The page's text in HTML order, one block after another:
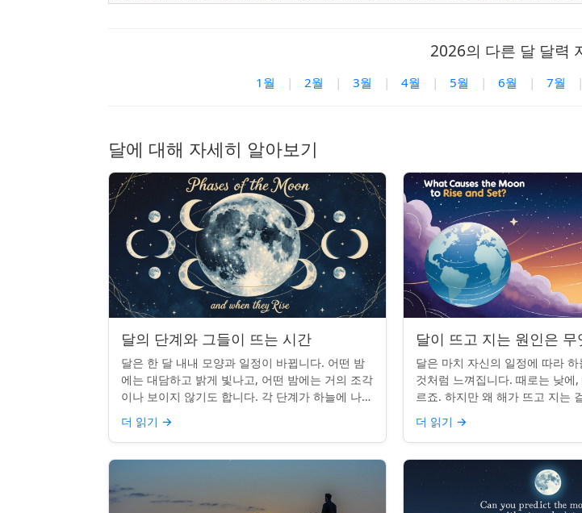
2026의 다른 달 달력
1월 | 2월 | 3월 | 4월 | 5월 | 6월 | 7월 |
달에 대해 자세히 알아보기
달의 단계와 그들이 뜨는 시간
달은 한 달 내내 모양과 일정이 바뀝니다. 어떤 밤
에는 대담하고 밝게 빛나고, 어떤 밤에는 거의 조각
이나 보이지 않기도 합니다. 각 단계가 하늘에 나타
나는 시기를 궁금해한 적이 있다면, 혼자가 아닙니
다. 사실 그 타...
더 읽기 →
달이 뜨고 지는 원인은 무
달은 마치 자신의 일정에 따라
것처럼 느껴집니다. 때로는 낮에
르죠. 하지만 왜 해가 뜨고 지는
순히 달에 관한 것이 아니라 우리
핵심 통찰:...
더 읽기 →